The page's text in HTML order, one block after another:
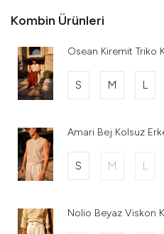
Kombin Ürünleri
Osean Kiremit Triko
S M L
Amari Bej Kolsuz
S M L
Nolio Beyaz Viskon